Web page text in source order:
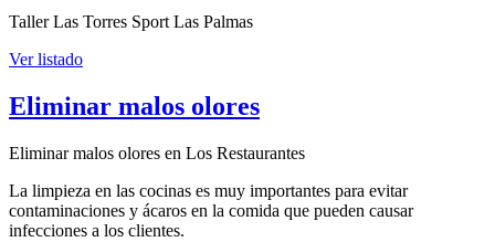
Taller Las Torres Sport Las Palmas
Ver listado
Eliminar malos olores
Eliminar malos olores en Los Restaurantes
La limpieza en las cocinas es muy importantes para evitar
contaminaciones y ácaros en la comida que pueden causar
infecciones a los clientes.